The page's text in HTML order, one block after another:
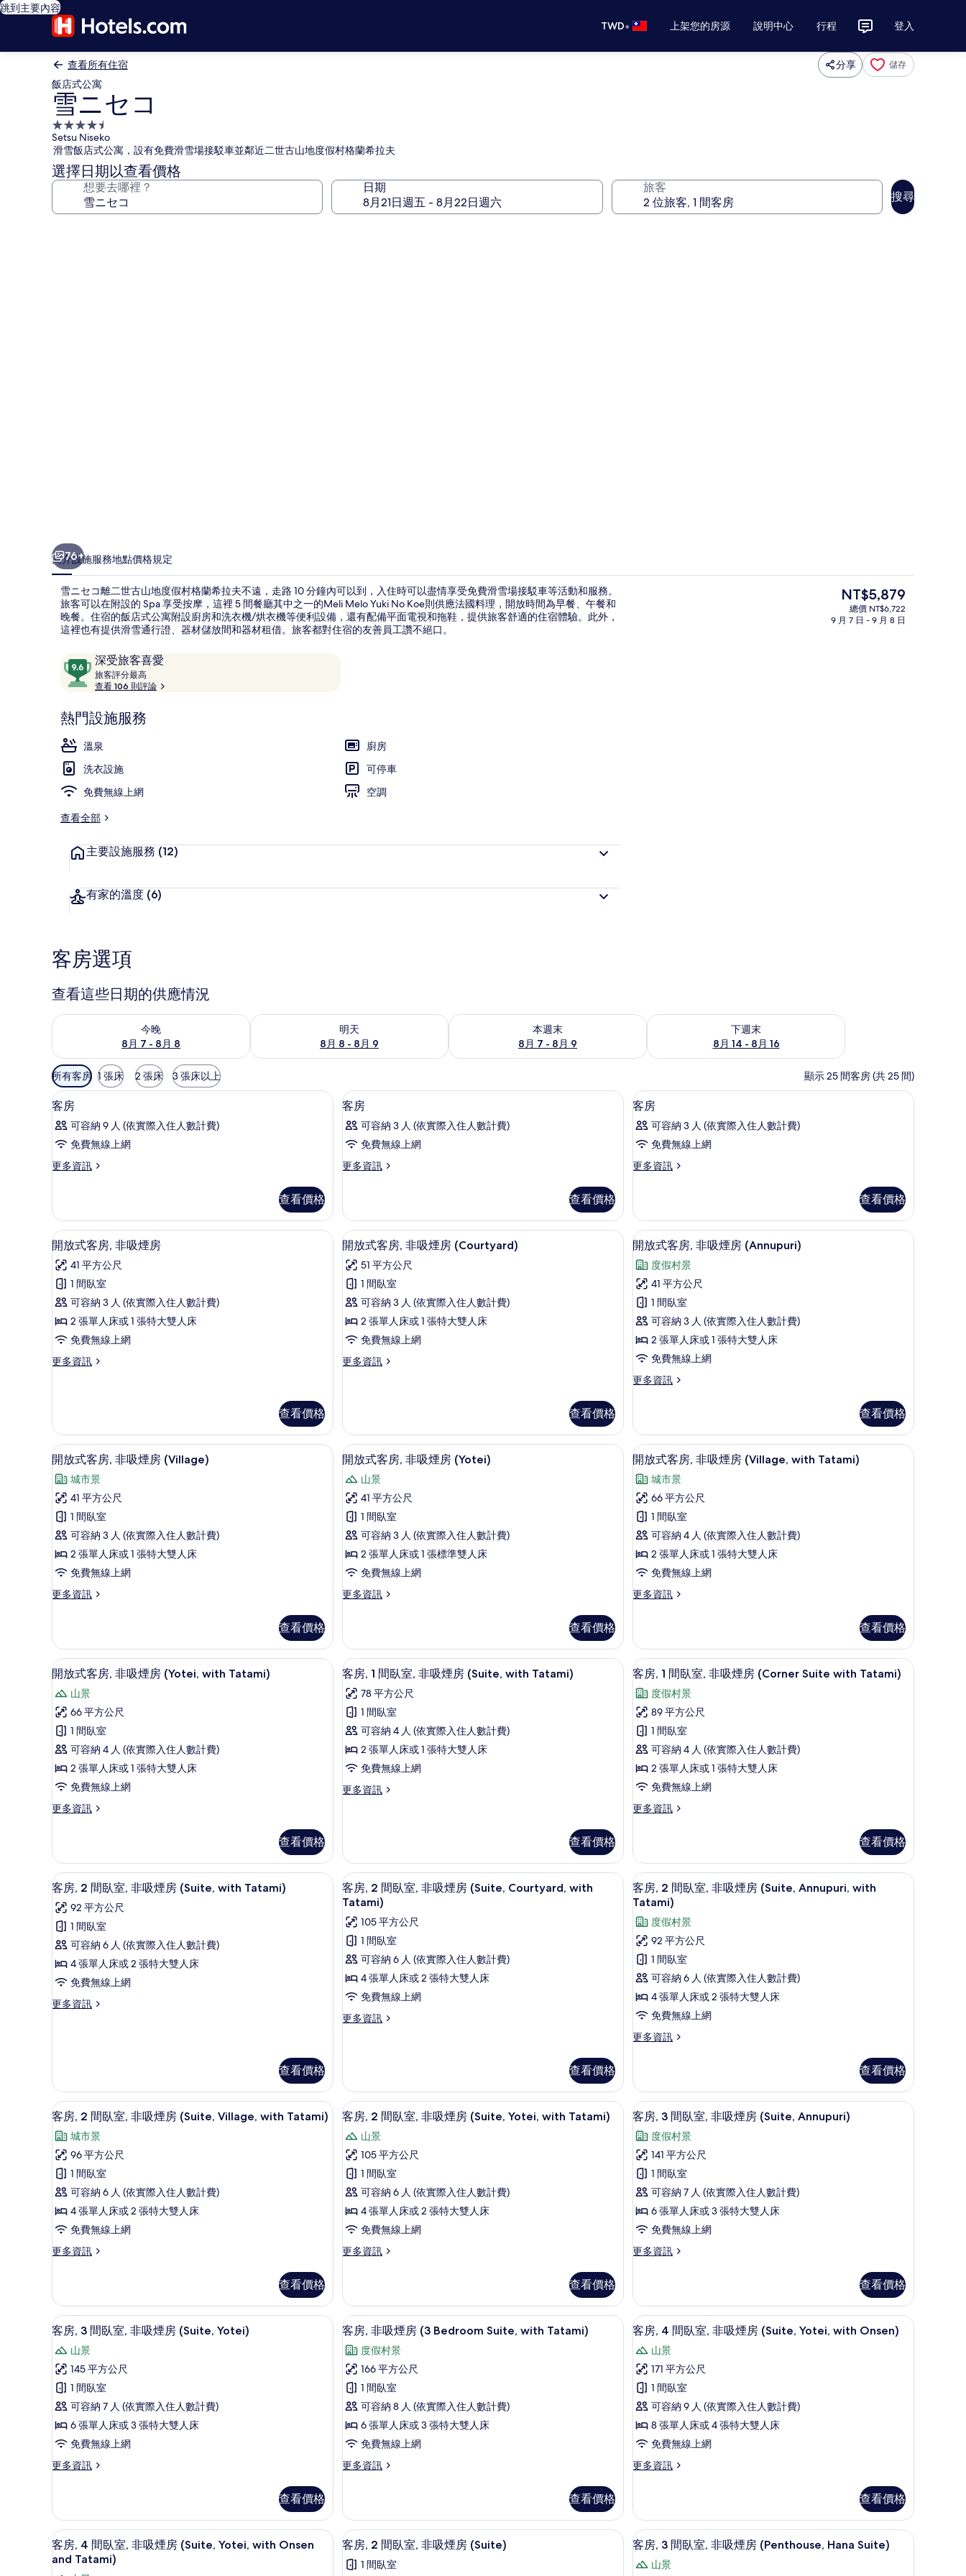
跳到主要內容
TWD• 上架您的房源 說明中心 行程 登入
查看所有住宿 分享 儲存
飯店式公寓
雪ニセコ
4.5
星
級
住
宿
Setsu Niseko
滑雪飯店式公寓，設有免費滑雪場接駁車並鄰近二世古山地度假村格蘭希拉夫
選擇日期以查看價格
想要去哪裡？ 日期 旅客
搜尋
客房, 3 間臥室, 非吸煙房 (Penthouse, Hana Suite) | 客房內保險箱、熨斗/熨衣板、免費無
客房, 4 間臥室, 非吸煙房 (Suite,
76+
簡介設施服務地點價格規定
雪ニセコ離二世古山地度假村格蘭希拉夫不遠，走路 10 分鐘內可以到，入住時可以盡情享受免費滑雪場接駁車等活動和服務。
旅客可以在附設的 Spa 享受按摩，這裡 5 間餐廳其中之一的Meli Melo Yuki No Koe則供應法國料理，開放時間為早餐、午餐和
晚餐。住宿的飯店式公寓附設廚房和洗衣機/烘衣機等便利設備，還有配備平面電視和拖鞋，提供旅客舒適的住宿體驗。此外，
這裡也有提供滑雪通行證、器材儲放間和器材租借。旅客都對住宿的友善員工讚不絕口。
評
論
深受旅客喜愛
9.6
分，
滿
10，
深
受
旅
客
喜
愛
旅客評分最高
客
查看 106 則評論
熱門設施服務
溫泉
廚房
洗衣設施
可停車
免費無線上網
空調
查看全部
主要設施服務 (12)
有家的溫度 (6)
目
前
的
NT$5,879
總價 NT$6,722
9 月 7 日 - 9 月 8 日
客房選項
查看這些日期的供應情況
今晚
8月 7 - 8月 8
查看今晚 (8月 7 - 8月 8) 的供應情況
明天
8月 8 - 8月 9
查看明天 (8月 8 - 8月 9) 的供應情況
本週末
8月 7 - 8月 9
查看本週末 (8月 7 - 8月 9) 的供應情況
下週末
8月 14 - 8月 16
查看下週末 (8月 14 - 8月 16) 的供應情況
可
用
的
客
房
篩
選
所有客房 1 張床 2 張床 3 張床以上 顯示 25 間客房 (共 25 間)
顯
示
客
的
有
相
片
1
客房
可容納 9 人 (依實際入住人數計費)
免費無線上網
更多資訊
更
的
詳
情
查看價格
顯
示
客
的
有
相
片
客房內保險箱、熨斗/熨衣板、免費無線上網、床單
2
客房
可容納 3 人 (依實際入住人數計費)
免費無線上網
更多資訊
更
的
詳
情
查看價格
顯
示
客
的
有
相
片
客房內保險箱、熨斗/熨衣板、免費無線上網
2
客房
可容納 3 人 (依實際入住人數計費)
免費無線上網
更多資訊
更
的
詳
情
查看價格
顯
示
開
放
式
客
非
房
的
所
有
相
片
開放式客房, 非吸煙房 | 起居區 | 平面電視、地暖系統
3
開放式客房, 非吸煙房
41 平方公尺
1 間臥室
可容納 3 人 (依實際入住人數計費)
2 張單人床或 1 張特大雙人床
免費無線上網
更多資訊
更
客
房,
非
吸
煙
房
的
詳
情
查看價格
顯
示
開
放
式
客
非
房
(Courtyard)
的
所
有
相
片
開放式客房, 非吸煙房 (Courtyard) | 起居區 | 平面電視、地暖系統
3
開放式客房, 非吸煙房 (Courtyard)
51 平方公尺
1 間臥室
可容納 3 人 (依實際入住人數計費)
2 張單人床或 1 張特大雙人床
免費無線上網
更多資訊
更
客
房,
非
吸
煙
房
(Courtyard)
的
詳
情
查看價格
顯
示
開
放
式
客
房,
吸
房
(Annupuri)
的
所
有
相
片
開放式客房, 非吸煙房 (Annupuri) | 客房內保
3
開放式客房, 非吸煙房 (Annupuri)
度假村景
41 平方公尺
1 間臥室
可容納 3 人 (依實際入住人數計費)
2 張單人床或 1 張特大雙人床
免費無線上網
更多資訊
更
式
客
房,
非
吸
煙
房
(Annupuri)
的
詳
情
查看價格
顯
示
開
放
式
客
房,
吸
房
(Village)
的
所
有
相
片
客房內保險箱、熨斗/熨衣板、免費無線上網、床單
3
開放式客房, 非吸煙房 (Village)
城市景
41 平方公尺
1 間臥室
可容納 3 人 (依實際入住人數計費)
2 張單人床或 1 張特大雙人床
免費無線上網
更多資訊
更
式
客
房,
非
吸
煙
房
(Village)
的
詳
情
查看價格
顯
示
開
放
式
客
房,
吸
房
(Yotei)
的
所
有
相
片
客房內保險箱、熨斗/熨衣板、免費無線上網、床單
3
開放式客房, 非吸煙房 (Yotei)
山景
41 平方公尺
1 間臥室
可容納 3 人 (依實際入住人數計費)
2 張單人床或 1 張標準雙人床
免費無線上網
更多資訊
更
式
客
房,
吸
煙
房
(Yotei)
的
詳
情
查看價格
顯
示
開
放
式
客
房,
吸
房
(Village,
with
Tatami)
的
所
有
相
片
客房內保險箱、熨斗/熨衣板、免費無線上網
4
開放式客房, 非吸煙房 (Village, with Tatami)
城市景
66 平方公尺
1 間臥室
可容納 4 人 (依實際入住人數計費)
2 張單人床或 1 張特大雙人床
免費無線上網
更多資訊
更
式
客
房,
吸
煙
房
(Village,
with
Tatami)
的
詳
查看價格
顯
示
開
放
式
客
房,
吸
房
(Yotei,
with
Tatami)
的
所
有
相
片
開放式客房, 非吸煙房 (Yotei, with Tatami) | 客房內保險箱、熨斗/熨衣板、免費無線上網、床單
4
開放式客房, 非吸煙房 (Yotei, with Tatami)
山景
66 平方公尺
1 間臥室
可容納 4 人 (依實際入住人數計費)
2 張單人床或 1 張特大雙人床
免費無線上網
更多資訊
更
式
客
房,
吸
煙
房
(Yotei,
with
Tatami)
的
詳
查看價格
顯
示
客
房,
1
間
臥
室,
煙
房
(Suite,
with
Tatami)
的
所
有
相
片
客房內保險箱、熨斗/熨衣板、免費無線上網、床單
3
客房, 1 間臥室, 非吸煙房 (Suite, with Tatami)
78 平方公尺
1 間臥室
可容納 4 人 (依實際入住人數計費)
2 張單人床或 1 張特大雙人床
免費無線上網
更多資訊
更
間
臥
室,
非
吸
煙
房
(Suite,
with
的
詳
查看價格
顯
示
客
房,
間
臥
室,
非
煙
房
(Corner
Suite
with
Tatami)
的
所
有
相
片
客房, 1 間臥室, 非吸煙房 (Corner Suite with
4
客房, 1 間臥室, 非吸煙房 (Corner Suite with Tatami)
度假村景
89 平方公尺
1 間臥室
可容納 4 人 (依實際入住人數計費)
2 張單人床或 1 張特大雙人床
免費無線上網
更多資訊
更
1
間
臥
室,
吸
煙
房
(Corner
Suite
Tatami)
的
情
查看價格
顯
示
客
房,
2
間
臥
室,
房
(Suite,
with
Tatami)
的
所
有
相
片
5
客房, 2 間臥室, 非吸煙房 (Suite, with Tatami)
92 平方公尺
1 間臥室
可容納 6 人 (依實際入住人數計費)
4 張單人床或 2 張特大雙人床
免費無線上網
更多資訊
更
臥
室,
非
吸
煙
房
(Suite,
with
Tatami)
的
詳
情
查看價格
顯
示
客
房,
2
間
臥
室,
非
房
(Suite,
Courtyard,
with
Tatami)
的
所
有
相
片
5
客房, 2 間臥室, 非吸煙房 (Suite, Courtyard, with
Tatami)
105 平方公尺
1 間臥室
可容納 6 人 (依實際入住人數計費)
4 張單人床或 2 張特大雙人床
免費無線上網
更多資訊
更
間
臥
室,
非
吸
煙
房
(Suite,
Courtyard,
with
Tatami)
的
詳
情
查看價格
顯
示
客
房,
2
間
臥
室,
吸
房
(Suite,
Annupuri,
with
Tatami)
的
所
有
相
片
客房, 2 間臥室, 非吸煙房 (Suite, Annupuri,
5
客房, 2 間臥室, 非吸煙房 (Suite, Annupuri, with
Tatami)
度假村景
92 平方公尺
1 間臥室
可容納 6 人 (依實際入住人數計費)
4 張單人床或 2 張特大雙人床
免費無線上網
更多資訊
更
2
間
臥
非
吸
煙
房
(Suite,
Annupuri,
with
Tatami)
詳
查看價格
顯
示
客
房,
2
間
臥
室,
非
煙
房
(Suite,
Village,
with
Tatami)
的
所
有
相
片
客房, 2 間臥室, 非吸煙房 (Suite, Village, with Tatami) | 客房內保險箱、熨斗/熨衣板、免費無線上網、床單
4
客房, 2 間臥室, 非吸煙房 (Suite, Village, with Tatami)
城市景
96 平方公尺
1 間臥室
可容納 6 人 (依實際入住人數計費)
4 張單人床或 2 張特大雙人床
免費無線上網
更多資訊
更
2
間
臥
非
吸
煙
房
(Suite,
Village,
with
Tatami)
詳
查看價格
顯
示
客
房,
2
間
臥
室,
非
煙
房
(Suite,
Yotei,
with
Tatami)
的
所
有
相
片
客房, 2 間臥室, 非吸煙房 (Suite, Yotei, with Tatami) | 客房內保險箱、熨斗/熨衣板、免費無線上網、床單
5
客房, 2 間臥室, 非吸煙房 (Suite, Yotei, with Tatami)
山景
105 平方公尺
1 間臥室
可容納 6 人 (依實際入住人數計費)
4 張單人床或 2 張特大雙人床
免費無線上網
更多資訊
更
2
間
臥
非
吸
煙
房
(Suite,
Yotei,
with
Tatami)
詳
查看價格
顯
示
客
房,
3
間
臥
室,
非
煙
房
(Suite,
Annupuri)
的
所
有
相
片
客房, 3 間臥室, 非吸煙房 (Suite, Annupuri) |
5
客房, 3 間臥室, 非吸煙房 (Suite, Annupuri)
度假村景
141 平方公尺
1 間臥室
可容納 7 人 (依實際入住人數計費)
6 張單人床或 3 張特大雙人床
免費無線上網
更多資訊
更
3
間
臥
非
吸
煙
房
(Suite,
Annupuri)
的
詳
查看價格
顯
示
客
房,
3
間
臥
室,
非
煙
房
(Suite,
Yotei)
客房, 3 間臥室, 非吸煙房 (Suite, Yotei) | 客房內保險箱、熨斗/熨衣板、免費無線上網、床單
5
客房, 3 間臥室, 非吸煙房 (Suite, Yotei)
山景
145 平方公尺
1 間臥室
可容納 7 人 (依實際入住人數計費)
6 張單人床或 3 張特大雙人床
免費無線上網
更多資訊
更
3
間
臥
室,
查看價格
顯
示
客
房,
非
吸
煙
(3
with
Tatami)
的
客房, 非吸煙房 (3 Bedroom Suite, with Tatami) | 起居區 | 平面電視、地暖系統
5
客房, 非吸煙房 (3 Bedroom Suite, with Tatami)
度假村景
166 平方公尺
1 間臥室
可容納 8 人 (依實際入住人數計費)
6 張單人床或 3 張特大雙人床
免費無線上網
更多資訊
更
非
吸
煙
(3
查看價格
顯
示
客
房,
4
間
臥
室,
非
煙
房
(Suite,
Yotei,
客房, 4 間臥室, 非吸煙房 (Suite, Yotei, with
3
客房, 4 間臥室, 非吸煙房 (Suite, Yotei, with Onsen)
山景
171 平方公尺
1 間臥室
可容納 9 人 (依實際入住人數計費)
8 張單人床或 4 張特大雙人床
免費無線上網
更多資訊
更
4
間
臥
非
查看價格
顯
示
客房, 4 間臥室, 非吸煙房 (Suite, Yotei, with Onsen and Tatami) | 客房內保險箱、熨斗/熨衣板、免費無線上網、床單
3
客房, 4 間臥室, 非吸煙房 (Suite, Yotei, with Onsen
and Tatami)
顯
示
客房, 2 間臥室, 非吸煙房 (Suite) | 客房內保險箱、熨斗/熨衣板、免費無線上網、床單
4
客房, 2 間臥室, 非吸煙房 (Suite)
1 間臥室
顯
示
客房, 3 間臥室, 非吸煙房 (Penthouse, Hana
4
客房, 3 間臥室, 非吸煙房 (Penthouse, Hana Suite)
山景